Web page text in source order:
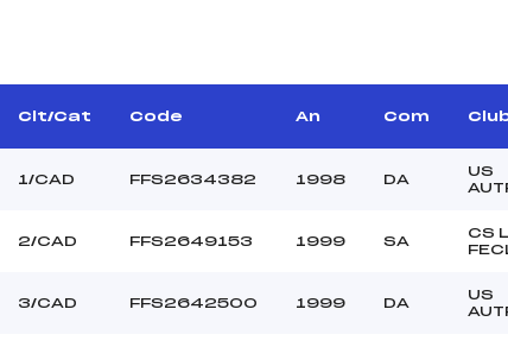
–
STEPHANIE (DA)
Distance :
Point Haut :
–
Clt/Cat Code An Com
1/CAD FFS2634382 1998 DA
US
2/CAD FFS2649153 1999 SA
CS
3/CAD FFS2642500 1999 DA
US